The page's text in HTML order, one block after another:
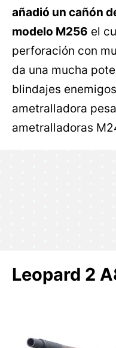
añadió un cañón
modelo M256 el
perforación con
da una mucha
blindajes
ametralladora
ametralladoras
Leopard 2